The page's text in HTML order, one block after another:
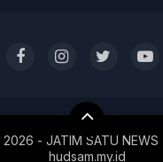
2026 - JATIM SATU
hudsam.my.id